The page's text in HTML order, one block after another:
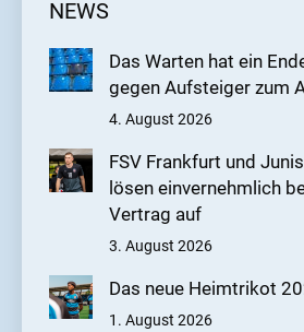
NEWS
Das Warten hat ein
gegen Aufsteiger zum
4. August 2026
FSV Frankfurt und
lösen einvernehmlich
Vertrag auf
3. August 2026
Das neue Heimtrikot
1. August 2026